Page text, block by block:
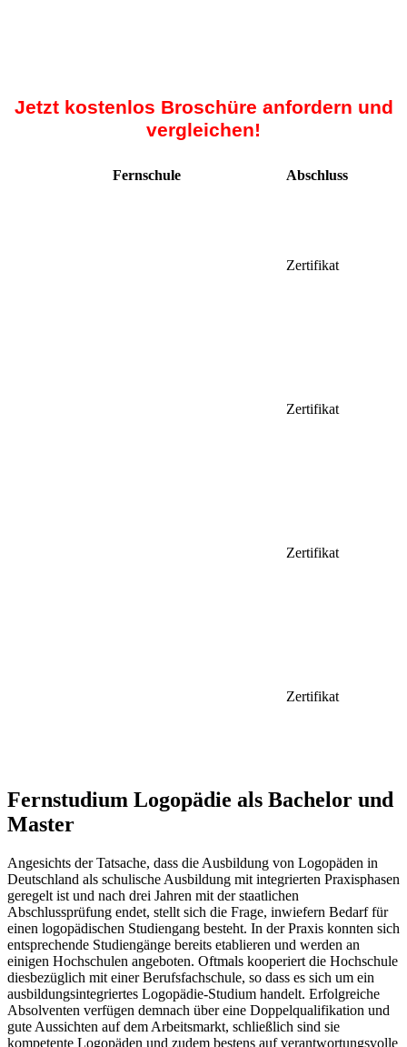
Jetzt kostenlos Broschüre anfordern und
vergleichen!
Fernschule Abschluss
Zertifikat
Zertifikat
Zertifikat
Zertifikat
Fernstudium Logopädie als Bachelor und
Master
Angesichts der Tatsache, dass die Ausbildung von Logopäden in
Deutschland als schulische Ausbildung mit integrierten Praxisphasen
geregelt ist und nach drei Jahren mit der staatlichen
Abschlussprüfung endet, stellt sich die Frage, inwiefern Bedarf für
einen logopädischen Studiengang besteht. In der Praxis konnten sich
entsprechende Studiengänge bereits etablieren und werden an
einigen Hochschulen angeboten. Oftmals kooperiert die Hochschule
diesbezüglich mit einer Berufsfachschule, so dass es sich um ein
ausbildungsintegriertes Logopädie-Studium handelt. Erfolgreiche
Absolventen verfügen demnach über eine Doppelqualifikation und
gute Aussichten auf dem Arbeitsmarkt, schließlich sind sie
kompetente Logopäden und zudem bestens auf verantwortungsvolle